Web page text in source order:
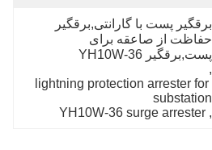
برقگیر پست با گارانتی,برقگیر
حفاظت از صاعقه برای
پست,برقگیر YH10W-36
,
lightning protection arrester for
substation
,
YH10W-36 surge arrester